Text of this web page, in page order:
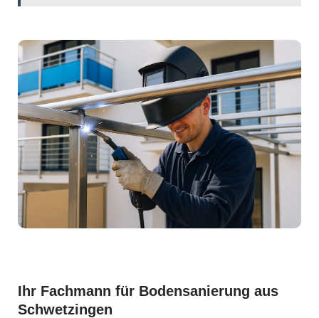
Ihr Fachmann für Bodensanierung aus
Schwetzingen